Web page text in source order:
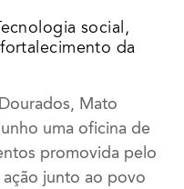
social,
da
Mato
uma oficina de
promovida pelo
junto ao povo